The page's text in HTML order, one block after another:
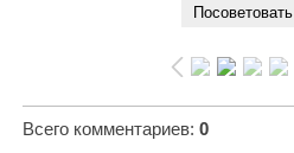
Всего комментариев: 0